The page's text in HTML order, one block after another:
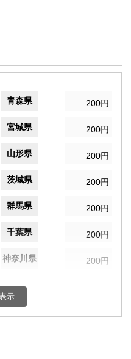
青森県 200円
宮城県 200円
山形県 200円
茨城県 200円
群馬県 200円
千葉県 200円
神奈川県 200円
富山県
示